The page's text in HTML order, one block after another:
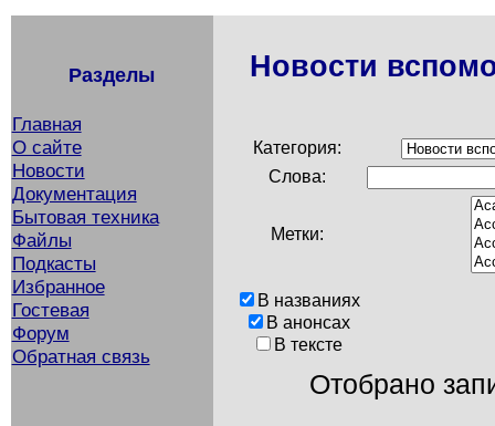
Разделы
Главная
О сайте
Новости
Документация
Бытовая техника
Файлы
Подкасты
Избранное
Гостевая
Форум
Обратная связь
Новости
Категория:
Слова:
Метки:
В названиях
В анонсах
В тексте
Отобрано